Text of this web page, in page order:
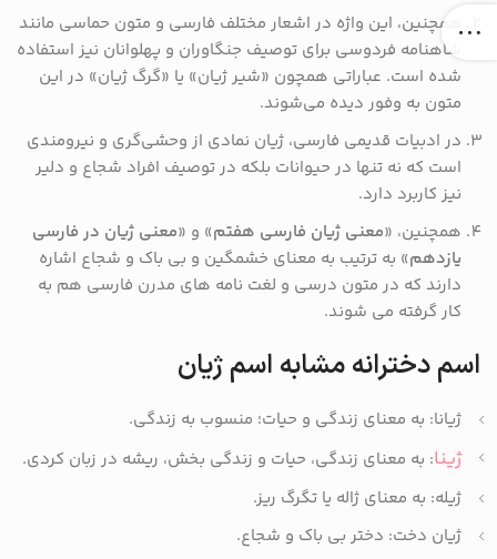
همچنین، این واژه در اشعار مختلف فارسی و متون حماسی مانند
شاهنامه فردوسی برای توصیف جنگاوران و پهلوانان نیز استفاده
شده است. عباراتی همچون «شیر ژیان» یا «گرگ ژیان» در این
متون به وفور دیده می‌شوند.
در ادبیات قدیمی فارسی، ژیان نمادی از وحشی‌گری و نیرومندی
است که نه تنها در حیوانات بلکه در توصیف افراد شجاع و دلیر
نیز کاربرد دارد.
همچنین، «معنی ژیان فارسی هفتم» و «معنی ژیان در فارسی
یازدهم» به ترتیب به معنای خشمگین و بی باک و شجاع اشاره
دارند که در متون درسی و لغت نامه های مدرن فارسی هم به
کار گرفته می شوند.
اسم دخترانه مشابه اسم ژیان
ژیانا: به معنای زندگی و حیات؛ منسوب به زندگی.
ژینا: به معنای زندگی، حیات و زندگی بخش، ریشه در زبان کردی.
ژیله: به معنای ژاله یا تگرگ ریز.
ژیان دخت: دختر بی باک و شجاع.